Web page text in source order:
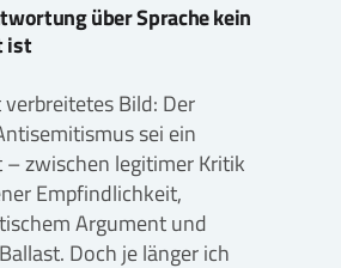
über Sprache kein
ist
Bild: Der
sei ein
– zwischen legitimer Kritik
Empfindlichkeit,
Argument und
Doch je länger ich